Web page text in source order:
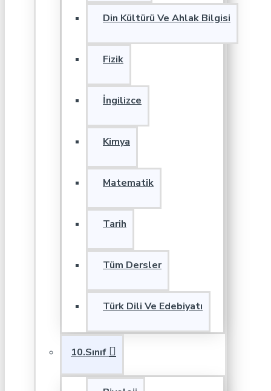
Din Kültürü Ve Ahlak Bilgisi
Fizik
İngilizce
Kimya
Matematik
Tarih
Tüm Dersler
Türk Dili Ve Edebiyatı
10.Sınıf